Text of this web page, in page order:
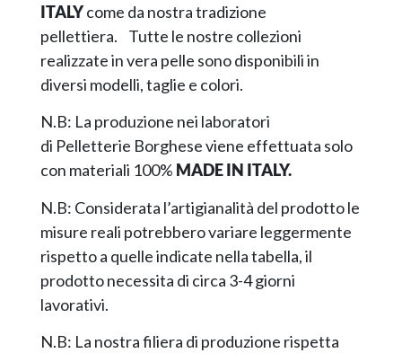
ITALYcome da nostra tradizione
pellettiera. Tutte le nostre collezioni
realizzate in vera pelle sono disponibili in
diversi modelli, taglie e colori.
N.B: La produzione nei laboratori
di Pelletterie Borghese viene effettuata solo
con materiali 100% MADE IN ITALY.
N.B: Considerata l’artigianalità del prodotto le
misure reali potrebbero variare leggermente
rispetto a quelle indicate nella tabella, il
prodotto necessita di circa 3-4 giorni
lavorativi.
N.B: La nostra filiera di produzione rispetta